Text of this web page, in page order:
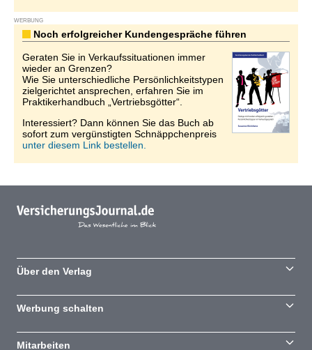
WERBUNG
Noch erfolgreicher Kundengespräche führen
Geraten Sie in Verkaufssituationen immer
wieder an Grenzen?
Wie Sie unterschiedliche Persönlichkeitstypen
zielgerichtet ansprechen, erfahren Sie im
Praktikerhandbuch „Vertriebsgötter“.
Interessiert? Dann können Sie das Buch ab
sofort zum vergünstigten Schnäppchenpreis
unter diesem Link bestellen.
Über den Verlag
Werbung schalten
Mitarbeiten